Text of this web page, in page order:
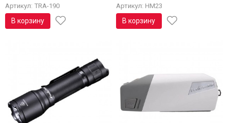
Артикул: TRA-190
В корзину
Артикул: HM23
В корзину